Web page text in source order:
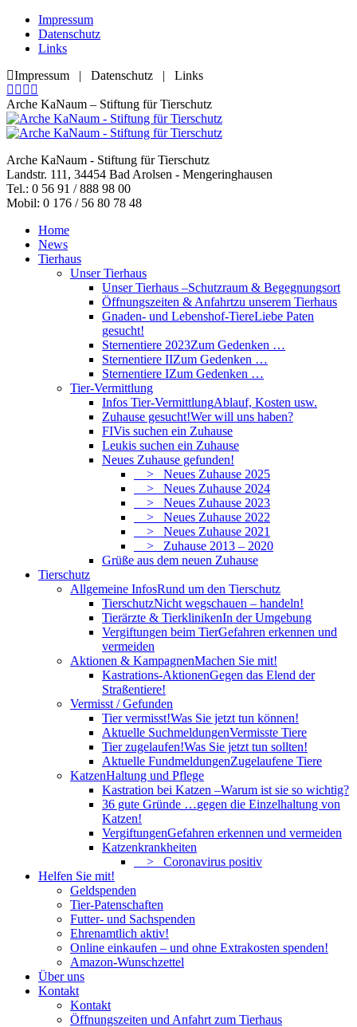
Zum
Inhalt
springen
Impressum
Datenschutz
Links
Impressum | Datenschutz | Links
Facebook
page
opens
in
window
YouTube
page
opens
in
window
RSS
page
opens
in
window
Mail
page
opens
new
window
Arche KaNaum – Stiftung für Tierschutz
Arche KaNaum - Stiftung für Tierschutz
Landstr. 111, 34454 Bad Arolsen - Mengeringhausen
Tel.: 0 56 91 / 888 98 00
Mobil: 0 176 / 56 80 78 48
Home
News
Tierhaus
Unser Tierhaus
Unser Tierhaus –Schutzraum & Begegnungsort
Öffnungszeiten & Anfahrtzu unserem Tierhaus
Gnaden- und Lebenshof-TiereLiebe Paten
gesucht!
Sternentiere 2023Zum Gedenken …
Sternentiere IIZum Gedenken …
Sternentiere IZum Gedenken …
Tier-Vermittlung
Infos Tier-VermittlungAblauf, Kosten usw.
Zuhause gesucht!Wer will uns haben?
FIVis suchen ein Zuhause
Leukis suchen ein Zuhause
Neues Zuhause gefunden!
> Neues Zuhause 2025
> Neues Zuhause 2024
> Neues Zuhause 2023
> Neues Zuhause 2022
> Neues Zuhause 2021
> Zuhause 2013 – 2020
Grüße aus dem neuen Zuhause
Tierschutz
Allgemeine InfosRund um den Tierschutz
TierschutzNicht wegschauen – handeln!
Tierärzte & TierklinikenIn der Umgebung
Vergiftungen beim TierGefahren erkennen und
vermeiden
Aktionen & KampagnenMachen Sie mit!
Kastrations-AktionenGegen das Elend der
Straßentiere!
Vermisst / Gefunden
Tier vermisst!Was Sie jetzt tun können!
Aktuelle SuchmeldungenVermisste Tiere
Tier zugelaufen!Was Sie jetzt tun sollten!
Aktuelle FundmeldungenZugelaufene Tiere
KatzenHaltung und Pflege
Kastration bei Katzen –Warum ist sie so wichtig?
36 gute Gründe …gegen die Einzelhaltung von
Katzen!
VergiftungenGefahren erkennen und vermeiden
Katzenkrankheiten
> Coronavirus positiv
Helfen Sie mit!
Geldspenden
Tier-Patenschaften
Futter- und Sachspenden
Ehrenamtlich aktiv!
Online einkaufen – und ohne Extrakosten spenden!
Amazon-Wunschzettel
Über uns
Kontakt
Kontakt
Öffnungszeiten und Anfahrt zum Tierhaus